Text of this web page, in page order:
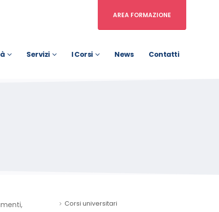
AREA FORMAZIONE
Servizi I Corsi News Contatti
Corsi universitari